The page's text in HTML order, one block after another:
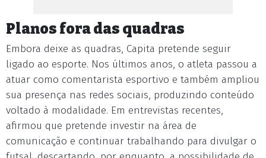
Planos fora das quadras
Embora deixe as quadras, Capita pretende seguir
ligado ao esporte. Nos últimos anos, o atleta passou a
atuar como comentarista esportivo e também ampliou
sua presença nas redes sociais, produzindo conteúdo
voltado à modalidade. Em entrevistas recentes,
afirmou que pretende investir na área de
comunicação e continuar trabalhando para divulgar o